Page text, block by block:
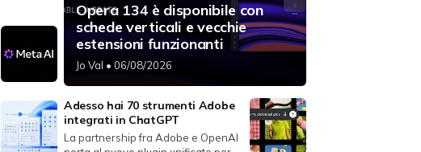
Opera 134 è disponibile con
schede verticali e vecchie
estensioni funzionanti
Jo Val • 06/08/2026
Adesso hai 70 strumenti Adobe
integrati in ChatGPT
La partnership fra Adobe e OpenAI